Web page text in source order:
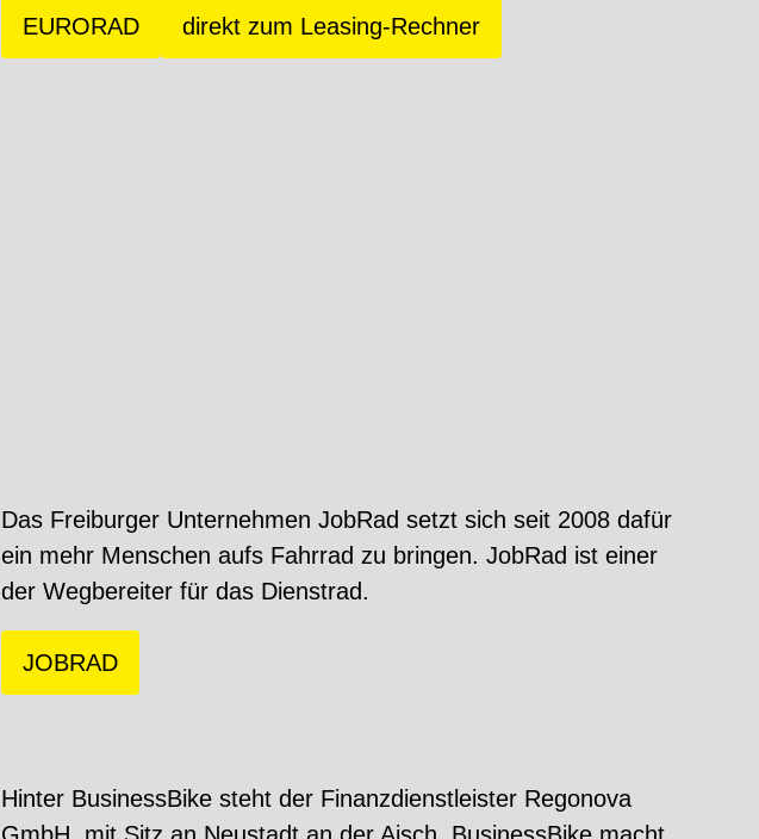
EURORAD direkt zum Leasing-Rechner
Das Freiburger Unternehmen JobRad setzt sich seit 2008 dafür
ein mehr Menschen aufs Fahrrad zu bringen. JobRad ist einer
der Wegbereiter für das Dienstrad.
JOBRAD
Hinter BusinessBike steht der Finanzdienstleister Regonova
GmbH, mit Sitz an Neustadt an der Aisch. BusinessBike macht